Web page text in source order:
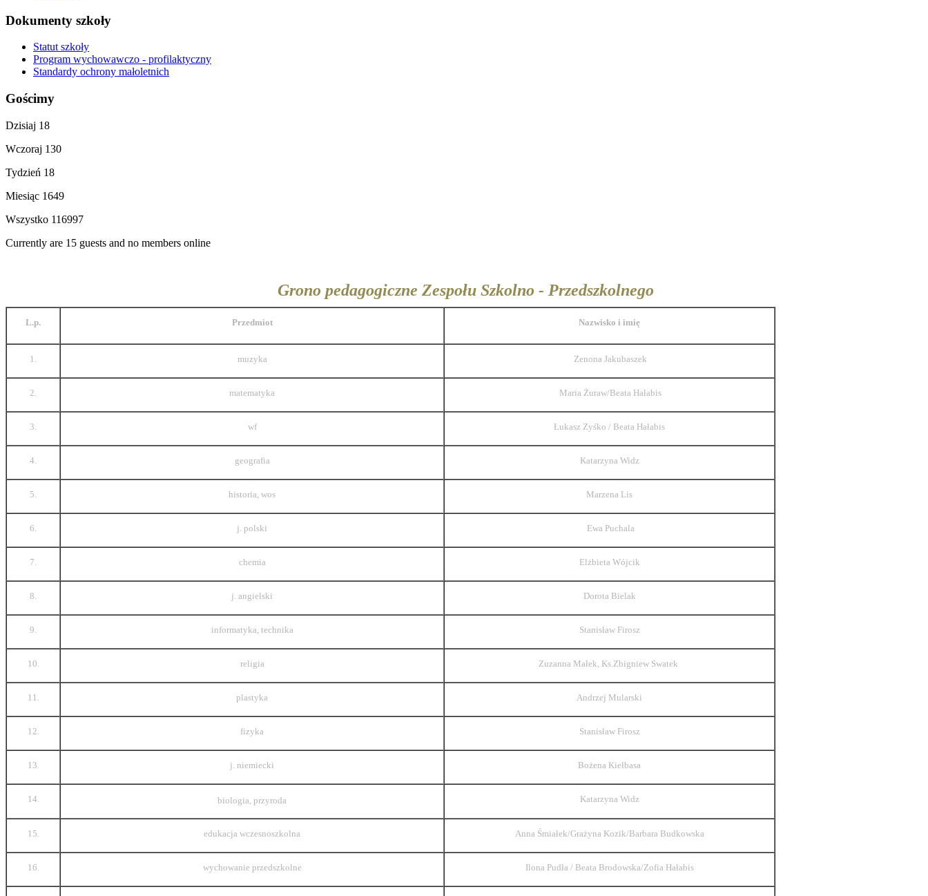
Dokumenty szkoły
Statut szkoły
Program wychowawczo - profilaktyczny
Standardy ochrony małoletnich
Gościmy
Dzisiaj 18
Wczoraj 130
Tydzień 18
Miesiąc 1649
Wszystko 116997
Currently are 15 guests and no members online
Grono pedagogiczne Zespołu Szkolno - Przedszkolnego
L.p. Przedmiot Nazwisko i imię
1. muzyka Zenona Jakubaszek
2. matematyka Maria Żuraw/Beata Hałabis
3. wf Łukasz Zyśko / Beata Hałabis
4. geografia Katarzyna Widz
5. historia, wos Marzena Lis
6. j. polski Ewa Puchala
7. chemia Elżbieta Wójcik
8. j. angielski Dorota Bielak
9. informatyka, technika Stanisław Firosz
10. religia Zuzanna Małek, Ks.Zbigniew Swatek
11. plastyka Andrzej Mularski
12. fizyka Stanisław Firosz
13. j. niemiecki Bożena Kiełbasa
14. biologia, przyroda Katarzyna Widz
15. edukacja wczesnoszkolna Anna Śmiałek/Grażyna Kozik/Barbara Budkowska
16. wychowanie przedszkolne Ilona Pudła / Beata Brodowska/Zofia Hałabis